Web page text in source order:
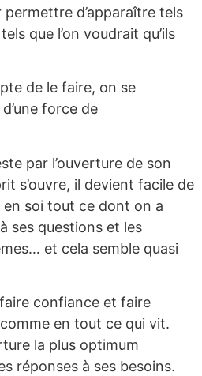
d’apparaître tels
que l’on voudrait qu’ils
de le faire, on se
force de
par l’ouverture de son
s’ouvre, il devient facile de
en soi tout ce dont on a
ses questions et les
et cela semble quasi
confiance et faire
en tout ce qui vit.
la plus optimum
réponses à ses besoins.